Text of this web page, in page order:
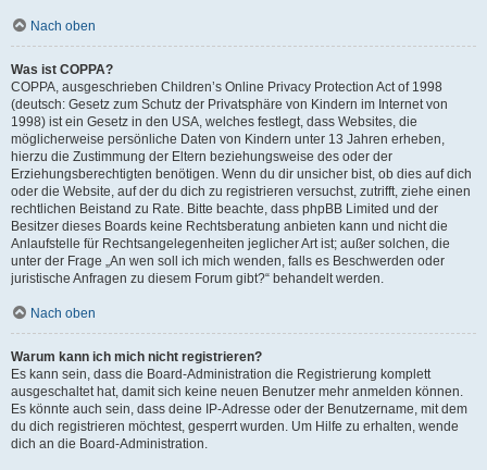
Nach oben
Was ist COPPA?
COPPA, ausgeschrieben Children’s Online Privacy Protection Act of 1998
(deutsch: Gesetz zum Schutz der Privatsphäre von Kindern im Internet von
1998) ist ein Gesetz in den USA, welches festlegt, dass Websites, die
möglicherweise persönliche Daten von Kindern unter 13 Jahren erheben,
hierzu die Zustimmung der Eltern beziehungsweise des oder der
Erziehungsberechtigten benötigen. Wenn du dir unsicher bist, ob dies auf dich
oder die Website, auf der du dich zu registrieren versuchst, zutrifft, ziehe einen
rechtlichen Beistand zu Rate. Bitte beachte, dass phpBB Limited und der
Besitzer dieses Boards keine Rechtsberatung anbieten kann und nicht die
Anlaufstelle für Rechtsangelegenheiten jeglicher Art ist; außer solchen, die
unter der Frage „An wen soll ich mich wenden, falls es Beschwerden oder
juristische Anfragen zu diesem Forum gibt?“ behandelt werden.
Nach oben
Warum kann ich mich nicht registrieren?
Es kann sein, dass die Board-Administration die Registrierung komplett
ausgeschaltet hat, damit sich keine neuen Benutzer mehr anmelden können.
Es könnte auch sein, dass deine IP-Adresse oder der Benutzername, mit dem
du dich registrieren möchtest, gesperrt wurden. Um Hilfe zu erhalten, wende
dich an die Board-Administration.